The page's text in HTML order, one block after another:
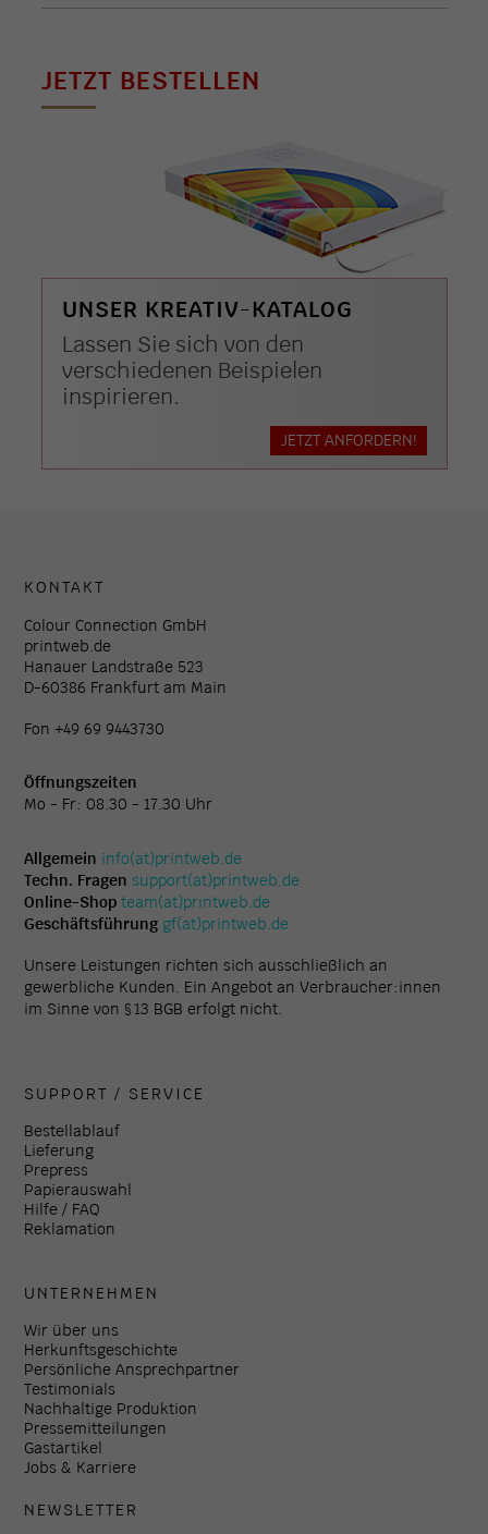
JETZT BESTELLEN
UNSER KREATIV-KATALOG
Lassen Sie sich von den
verschiedenen Beispielen
inspirieren.
JETZT ANFORDERN!
KONTAKT
Colour Connection GmbH
printweb.de
Hanauer Landstraße 523
D-60386 Frankfurt am Main
Fon +49 69 9443730
Öffnungszeiten
Mo - Fr: 08.30 - 17.30 Uhr
Allgemein info(at)printweb.de
Techn. Fragen support(at)printweb.de
Online-Shop team(at)printweb.de
Geschäftsführung gf(at)printweb.de
Unsere Leistungen richten sich ausschließlich an
gewerbliche Kunden. Ein Angebot an Verbraucher:innen
im Sinne von § 13 BGB erfolgt nicht.
SUPPORT / SERVICE
Bestellablauf
Lieferung
Prepress
Papierauswahl
Hilfe / FAQ
Reklamation
UNTERNEHMEN
Wir über uns
Herkunftsgeschichte
Persönliche Ansprechpartner
Testimonials
Nachhaltige Produktion
Pressemitteilungen
Gastartikel
Jobs & Karriere
NEWSLETTER